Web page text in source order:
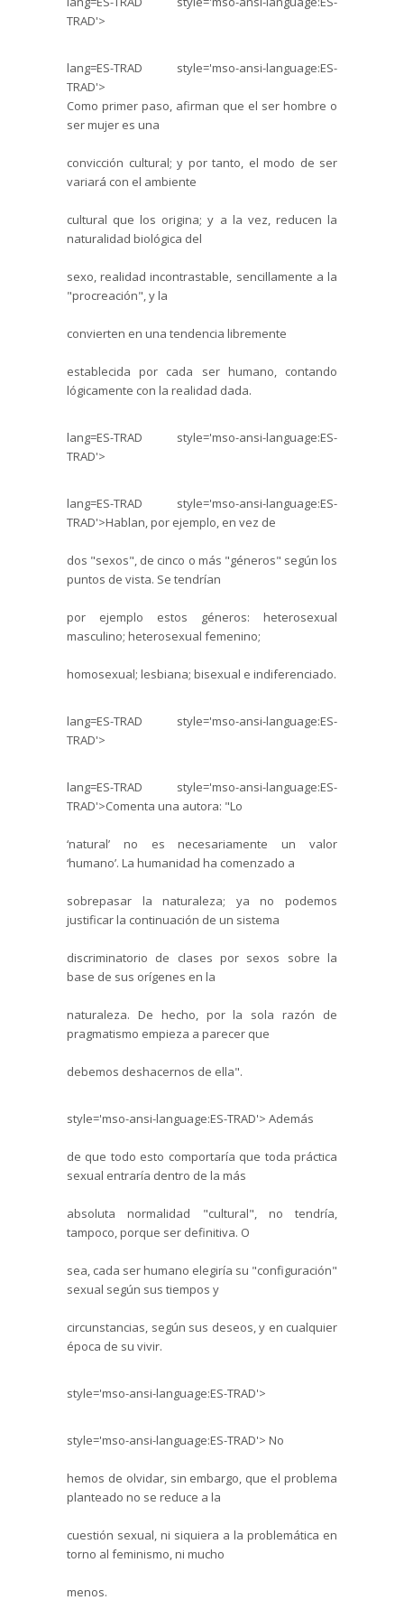
TRAD'>
lang=ES-TRAD style='mso-ansi-language:ES-
TRAD'>
Como primer paso, afirman que el ser hombre o
ser mujer es una
convicción cultural; y por tanto, el modo de ser
variará con el ambiente
cultural que los origina; y a la vez, reducen la
naturalidad biológica del
sexo, realidad incontrastable, sencillamente a la
"procreación", y la
convierten en una tendencia libremente
establecida por cada ser humano, contando
lógicamente con la realidad dada.
lang=ES-TRAD style='mso-ansi-language:ES-
TRAD'>
lang=ES-TRAD style='mso-ansi-language:ES-
TRAD'>Hablan, por ejemplo, en vez de
dos "sexos", de cinco o más "géneros" según los
puntos de vista. Se tendrían
por ejemplo estos géneros: heterosexual
masculino; heterosexual femenino;
homosexual; lesbiana; bisexual e indiferenciado.
lang=ES-TRAD style='mso-ansi-language:ES-
TRAD'>
lang=ES-TRAD style='mso-ansi-language:ES-
TRAD'>Comenta una autora: "Lo
‘natural’ no es necesariamente un valor
‘humano’. La humanidad ha comenzado a
sobrepasar la naturaleza; ya no podemos
justificar la continuación de un sistema
discriminatorio de clases por sexos sobre la
base de sus orígenes en la
naturaleza. De hecho, por la sola razón de
pragmatismo empieza a parecer que
debemos deshacernos de ella".
style='mso-ansi-language:ES-TRAD'> Además
de que todo esto comportaría que toda práctica
sexual entraría dentro de la más
absoluta normalidad "cultural", no tendría,
tampoco, porque ser definitiva. O
sea, cada ser humano elegiría su "configuración"
sexual según sus tiempos y
circunstancias, según sus deseos, y en cualquier
época de su vivir.
style='mso-ansi-language:ES-TRAD'>
style='mso-ansi-language:ES-TRAD'> No
hemos de olvidar, sin embargo, que el problema
planteado no se reduce a la
cuestión sexual, ni siquiera a la problemática en
torno al feminismo, ni mucho
menos.